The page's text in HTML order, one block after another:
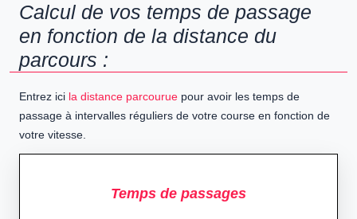
Calcul de vos temps de passage
en fonction de la distance du
parcours :
Entrez ici la distance parcourue pour avoir les temps de
passage à intervalles réguliers de votre course en fonction de
votre vitesse.
Temps de passages